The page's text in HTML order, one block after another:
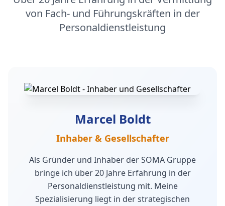
von Fach- und Führungskräften in der
Personaldienstleistung
Marcel Boldt
Inhaber & Gesellschafter
Als Gründer und Inhaber der SOMA Gruppe
bringe ich über 20 Jahre Erfahrung in der
Personaldienstleistung mit. Meine
Spezialisierung liegt in der strategischen